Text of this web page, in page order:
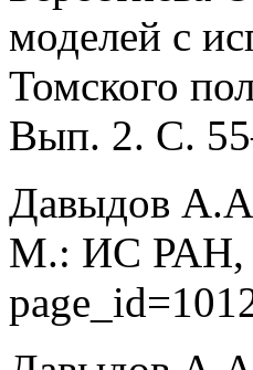
моделей с
Томского
Вып. 2. С.
Давыдов
М.: ИС РАН,